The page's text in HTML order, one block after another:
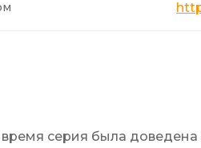
серия была